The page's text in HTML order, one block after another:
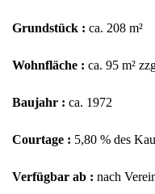
Grundstück : ca. 208 m²
Wohnfläche : ca. 95 m²
Baujahr : ca. 1972
Courtage : 5,80 % des
Verfügbar ab : nach